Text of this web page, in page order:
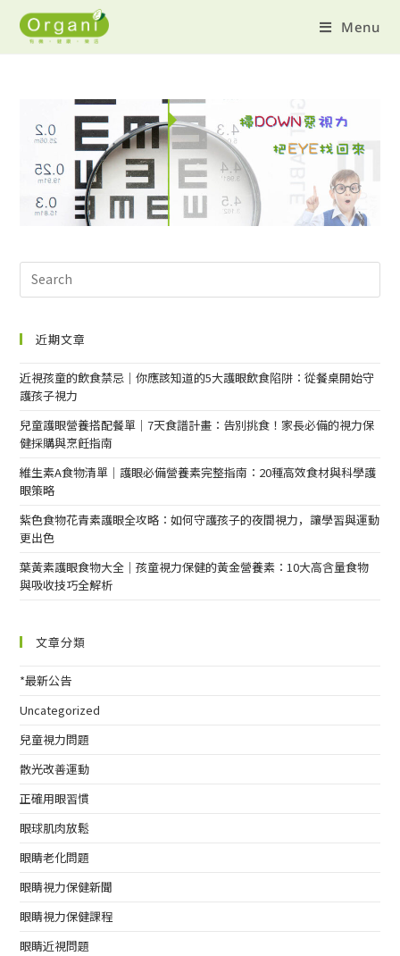
Menu
近期文章
近視孩童的飲食禁忌｜你應該知道的5大護眼飲食陷阱：從餐桌開始守
護孩子視力
兒童護眼營養搭配餐單｜7天食譜計畫：告別挑食！家長必備的視力保
健採購與烹飪指南
維生素A食物清單｜護眼必備營養素完整指南：20種高效食材與科學護
眼策略
紫色食物花青素護眼全攻略：如何守護孩子的夜間視力，讓學習與運動
更出色
葉黃素護眼食物大全｜孩童視力保健的黃金營養素：10大高含量食物
與吸收技巧全解析
文章分類
*最新公告
Uncategorized
兒童視力問題
散光改善運動
正確用眼習慣
眼球肌肉放鬆
眼睛老化問題
眼睛視力保健新聞
眼睛視力保健課程
眼睛近視問題